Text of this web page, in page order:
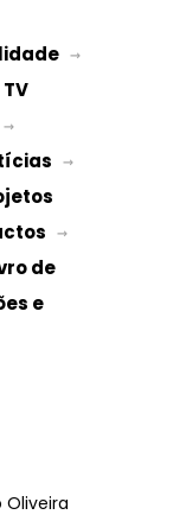
TV
de
e